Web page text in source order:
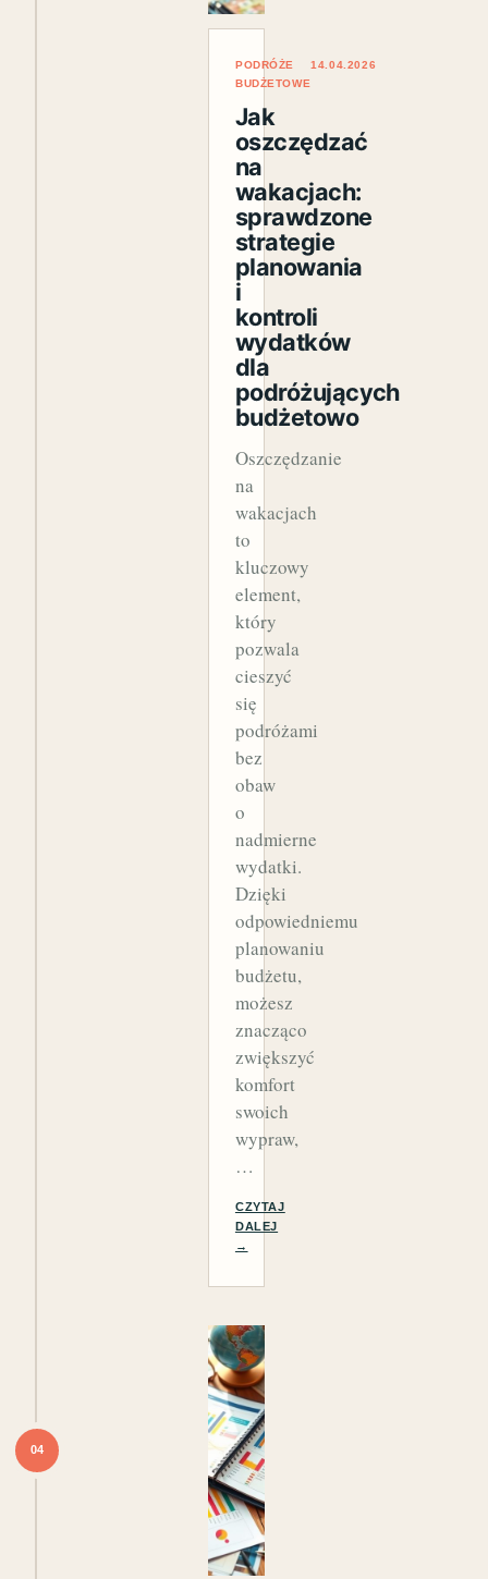
PODRÓŻE
BUDŻETOWE
14.04.2026
Jak
oszczędzać
na
wakacjach:
sprawdzone
strategie
planowania
i
kontroli
wydatków
dla
podróżujących
budżetowo
Oszczędzanie
na
wakacjach
to
kluczowy
element,
który
pozwala
cieszyć
się
podróżami
bez
obaw
o
nadmierne
wydatki.
Dzięki
odpowiedniemu
planowaniu
budżetu,
możesz
znacząco
zwiększyć
komfort
swoich
wypraw,
…
CZYTAJ
DALEJ
→
04